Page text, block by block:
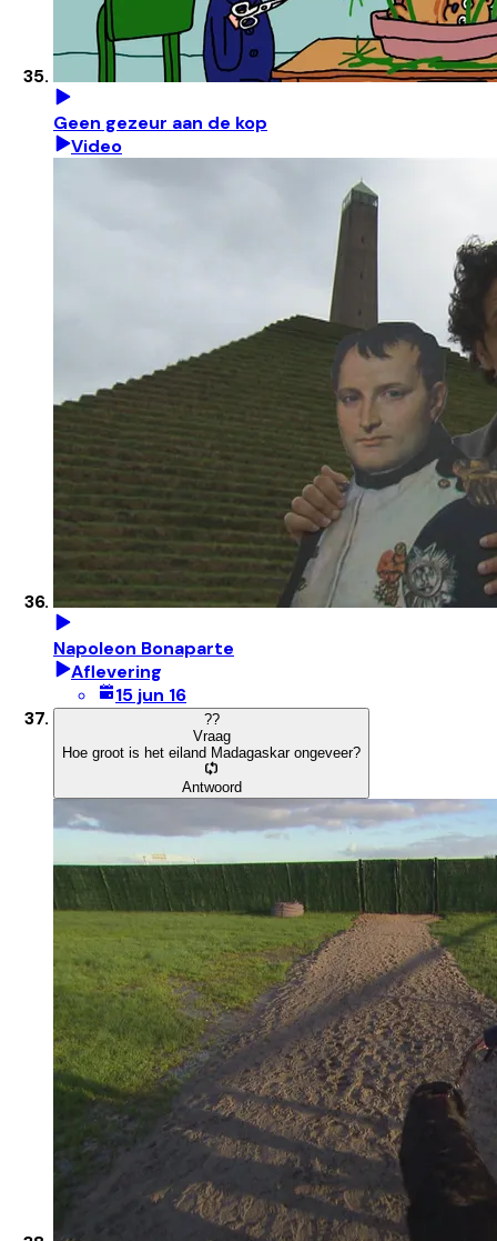
Geen gezeur aan de kop
Video
Napoleon Bonaparte
Aflevering
15 jun 16
??
Vraag
Hoe groot is het eiland Madagaskar ongeveer?
Antwoord